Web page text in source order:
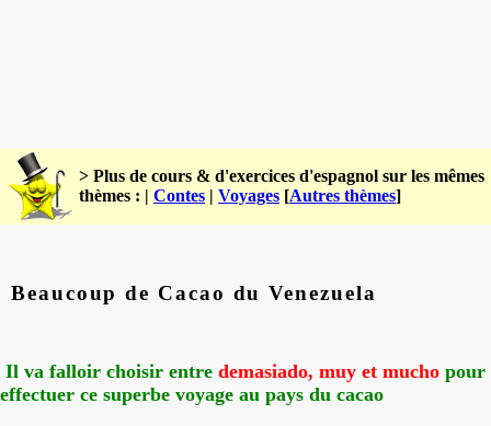
> Plus de cours & d'exercices d'espagnol sur les mêmes
thèmes : | Contes | Voyages [Autres thèmes]
Beaucoup de Cacao du Venezuela
Il va falloir choisir entre demasiado, muy et mucho pour
effectuer ce superbe voyage au pays du cacao